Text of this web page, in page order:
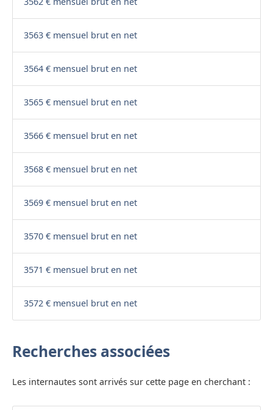
3563 € mensuel brut en net
3564 € mensuel brut en net
3565 € mensuel brut en net
3566 € mensuel brut en net
3568 € mensuel brut en net
3569 € mensuel brut en net
3570 € mensuel brut en net
3571 € mensuel brut en net
3572 € mensuel brut en net
Recherches associées
Les internautes sont arrivés sur cette page en cherchant :